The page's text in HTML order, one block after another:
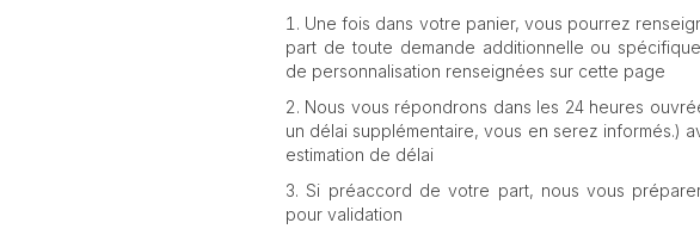
Une fois dans votre panier, vous pourrez
part de toute demande additionnelle ou
de personnalisation renseignées sur cette page
Nous vous répondrons dans les 24 heures
un délai supplémentaire, vous en serez informés.)
estimation de délai
Si préaccord de votre part, nous vous
pour validation